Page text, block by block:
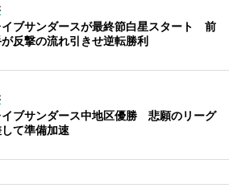
イブサンダースが最終節白星スタート 前
反撃の流れ引きせ逆転勝利
イブサンダース中地区優勝 悲願のリーグ
て準備加速